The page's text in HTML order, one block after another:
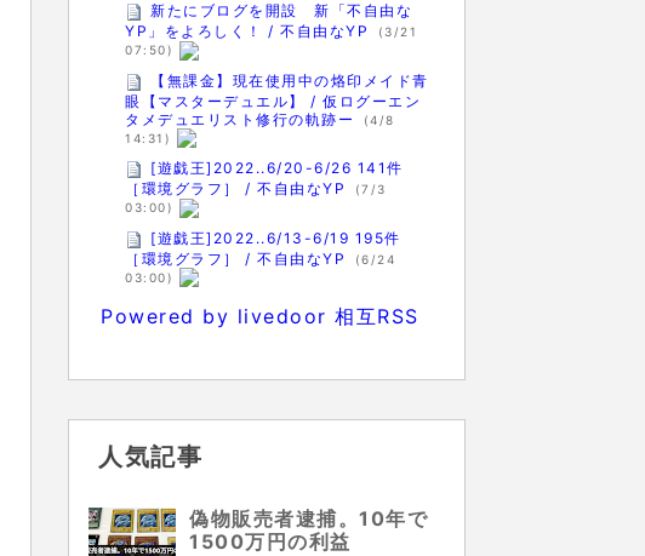
新たにブログを開設 新「不自由な
YP」をよろしく！ / 不自由なYP
(3/21
07:50)
【無課金】現在使用中の烙印メイド青
眼【マスターデュエル】 / 仮ログーエン
タメデュエリスト修行の軌跡ー
(4/8
14:31)
[遊戯王]2022..6/20-6/26 141件
［環境グラフ］ / 不自由なYP
(7/3
03:00)
[遊戯王]2022..6/13-6/19 195件
［環境グラフ］ / 不自由なYP
(6/24
03:00)
Powered by livedoor 相互RSS
人気記事
偽物販売者逮捕。10年で
1500万円の利益